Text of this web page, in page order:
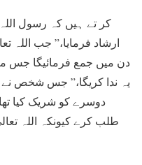
کر تے ہیں کہ رسول
ارشاد فرمایا،” جب اللہ
دن میں جمع فرمائیگا جس
یہ ندا کریگا،” جس شخص
دوسرے کو شریک کیا
طلب کرے کیونکہ اللہ